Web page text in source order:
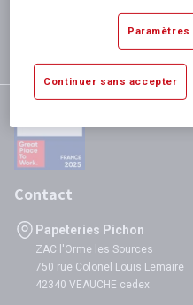
si validation avant 12h
satisfaction totale
Contact
Papeteries Pichon
ZAC l'Orme les Sources
750 rue Colonel Louis Lemaire
42340 VEAUCHE cedex
Continuer sans accepter